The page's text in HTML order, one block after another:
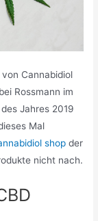
Cannabidiol
Rossmann im
Jahres 2019
Mal
shop der
nicht nach.